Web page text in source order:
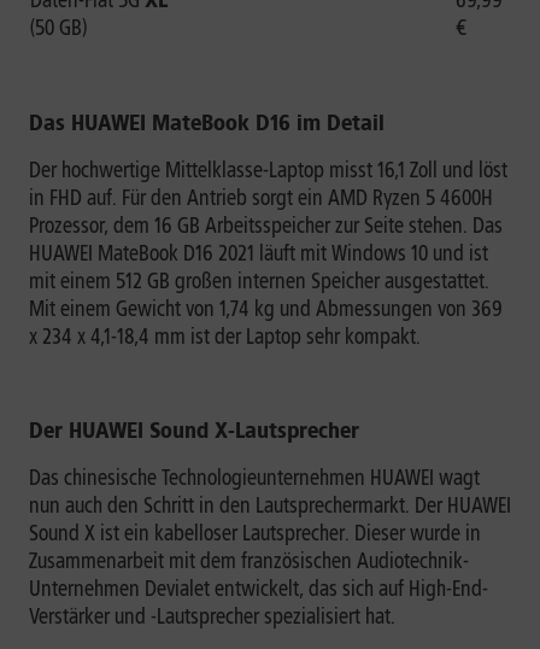
(50 GB)
€
Das HUAWEI MateBook D16 im Detail
Der hochwertige Mittelklasse-Laptop misst 16,1 Zoll und löst
in FHD auf. Für den Antrieb sorgt ein AMD Ryzen 5 4600H
Prozessor, dem 16 GB Arbeitsspeicher zur Seite stehen. Das
HUAWEI MateBook D16 2021 läuft mit Windows 10 und ist
mit einem 512 GB großen internen Speicher ausgestattet.
Mit einem Gewicht von 1,74 kg und Abmessungen von 369
x 234 x 4,1-18,4 mm ist der Laptop sehr kompakt.
Der HUAWEI Sound X-Lautsprecher
Das chinesische Technologieunternehmen HUAWEI wagt
nun auch den Schritt in den Lautsprechermarkt. Der HUAWEI
Sound X ist ein kabelloser Lautsprecher. Dieser wurde in
Zusammenarbeit mit dem französischen Audiotechnik-
Unternehmen Devialet entwickelt, das sich auf High-End-
Verstärker und -Lautsprecher spezialisiert hat.